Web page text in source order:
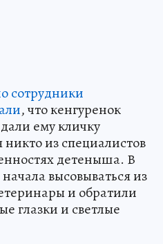
сотрудники
, что кенгуренок
ему кличку
из специалистов
детеныша. В
высовываться из
и обратили
глазки и светлые